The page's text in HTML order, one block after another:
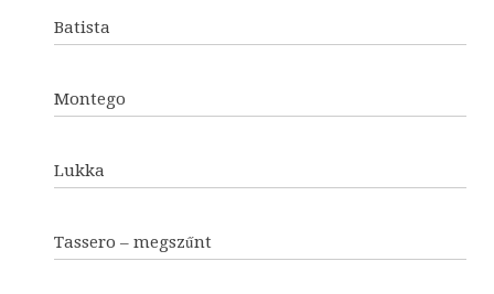
Batista
Montego
Lukka
Tassero – megszűnt